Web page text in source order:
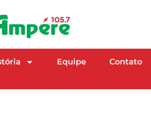
Equipe Contato